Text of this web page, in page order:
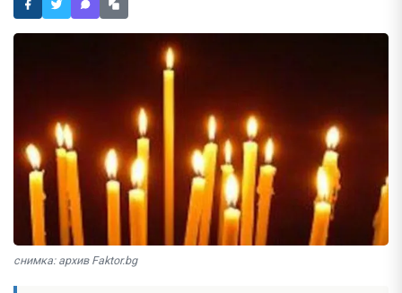
снимка: архив Faktor.bg